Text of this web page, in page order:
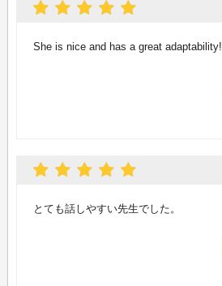
She is nice and has a great adaptability!
とても話しやすい先生でした。